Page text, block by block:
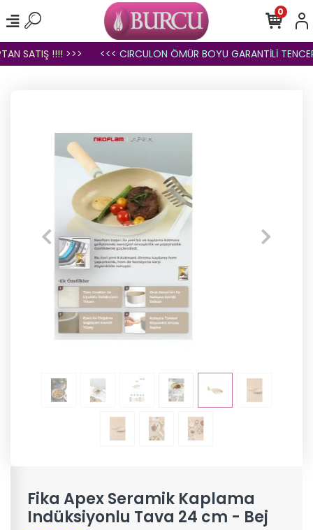
!!!! >>> <<< CIRCULON ÖMÜR BOYU GARANTİLİ TENCERE
0
Fika Apex Seramik Kaplama
Indüksiyonlu Tava 24 cm - Bej